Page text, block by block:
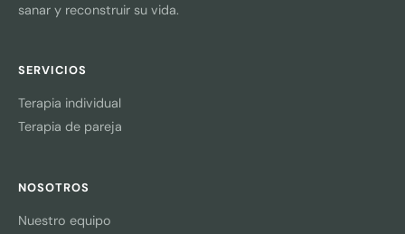
sanar y reconstruir su vida.
SERVICIOS
Terapia individual
Terapia de pareja
NOSOTROS
Nuestro equipo